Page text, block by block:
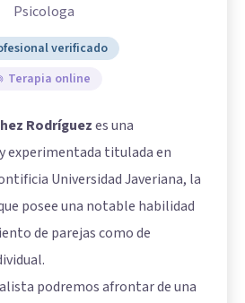
Psicologa
verificado
Terapia online
Rodríguezes una
experimentada titulada en
Universidad Javeriana, la
posee una notable habilidad
de parejas como de
podremos afrontar de una